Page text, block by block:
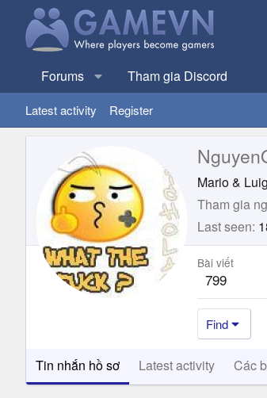
Forums Tham gia Discord
Latest activity Register
Mario &
Tham gia
Last seen
Bài viết
799
Find
Tin nhắn hồ sơ Latest activity Các